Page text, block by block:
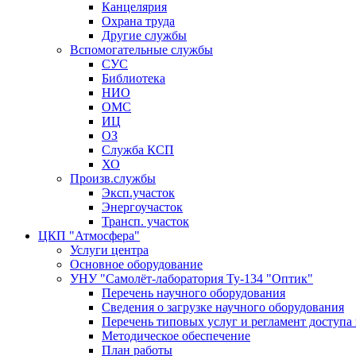
Канцелярия
Охрана труда
Другие службы
Вспомогательные службы
СУС
Библиотека
НИО
ОМС
ИЦ
ОЗ
Служба КСП
ХО
Произв.службы
Эксп.участок
Энергоучасток
Трансп. участок
ЦКП "Атмосфера"
Услуги центра
Основное оборудование
УНУ "Самолёт-лаборатория Ту-134 "Оптик"
Перечень научного оборудования
Сведения о загрузке научного оборудования
Перечень типовых услуг и регламент
Методическое обеспечение
План работы